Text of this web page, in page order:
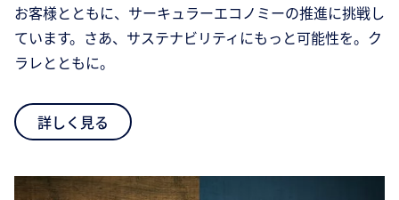
お客様とともに、サーキュラーエコノミーの推進に挑戦し
ています。さあ、サステナビリティにもっと可能性を。ク
ラレとともに。
詳しく見る